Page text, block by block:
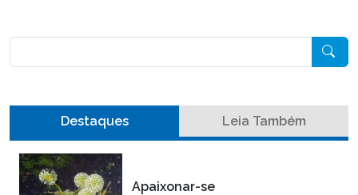
Destaques Leia Também
Apaixonar-se